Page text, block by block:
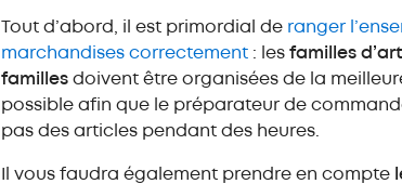
Tout d’abord, il est primordial de ranger
marchandises correctement : les familles
familles doivent être organisées de la
possible afin que le préparateur de
pas des articles pendant des heures.
Il vous faudra également prendre en compte